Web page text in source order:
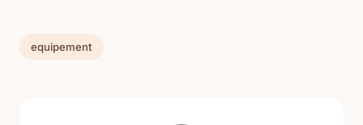
equipement